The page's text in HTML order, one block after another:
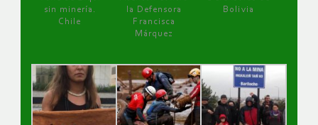
sin minería.
Chile
la Defensora
Francisca
Márquez
Bolivia